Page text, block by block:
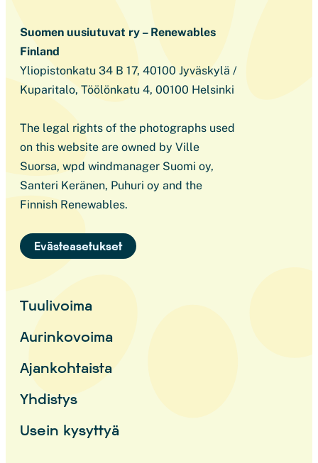
Suomen uusiutuvat ry – Renewables
Finland
Yliopistonkatu 34 B 17, 40100 Jyväskylä /
Kuparitalo, Töölönkatu 4, 00100 Helsinki
The legal rights of the photographs used
on this website are owned by Ville
Suorsa, wpd windmanager Suomi oy,
Santeri Keränen, Puhuri oy and the
Finnish Renewables.
Evästeasetukset
Tuulivoima
Aurinkovoima
Ajankohtaista
Yhdistys
Usein kysyttyä